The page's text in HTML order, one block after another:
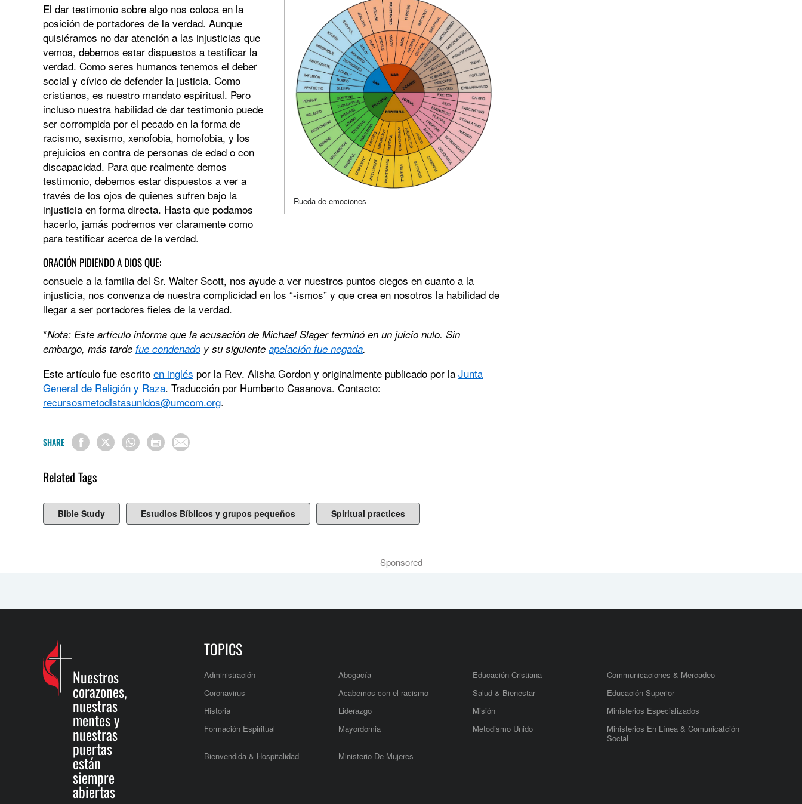
Rueda de emociones
El dar testimonio sobre algo nos coloca en la
posición de portadores de la verdad. Aunque
quisiéramos no dar atención a las injusticias que
vemos, debemos estar dispuestos a testificar la
verdad. Como seres humanos tenemos el deber
social y cívico de defender la justicia. Como
cristianos, es nuestro mandato espiritual. Pero
incluso nuestra habilidad de dar testimonio puede
ser corrompida por el pecado en la forma de
racismo, sexismo, xenofobia, homofobia, y los
prejuicios en contra de personas de edad o con
discapacidad. Para que realmente demos
testimonio, debemos estar dispuestos a ver a
través de los ojos de quienes sufren bajo la
injusticia en forma directa. Hasta que podamos
hacerlo, jamás podremos ver claramente como
para testificar acerca de la verdad.
ORACIÓN PIDIENDO A DIOS QUE:
consuele a la familia del Sr. Walter Scott, nos ayude a ver nuestros puntos ciegos en cuanto a la
injusticia, nos convenza de nuestra complicidad en los “-ismos” y que crea en nosotros la habilidad de
llegar a ser portadores fieles de la verdad.
*Nota: Este artículo informa que la acusación de Michael Slager terminó en un juicio nulo. Sin
embargo, más tarde fue condenado y su siguiente apelación fue negada.
Este artículo fue escrito en inglés por la Rev. Alisha Gordon y originalmente publicado por la Junta
General de Religión y Raza. Traducción por Humberto Casanova. Contacto:
recursosmetodistasunidos@umcom.org.
SHARE
Related Tags
Bible Study Estudios Bíblicos y grupos pequeños Spiritual practices
Sponsored
Nuestros
corazones,
nuestras
mentes y
nuestras
puertas
están
siempre
abiertas
TOPICS
Administración Abogacía Educación Cristiana
Communicaciones & Mercadeo
Coronavirus
Acabemos con el racismo Salud & Bienestar
Educación Superior
Historia
Liderazgo Misión
Ministerios Especializados
Formación Espiritual
Mayordomia Metodismo Unido
Ministerios En Línea & Comunicatción
Social
Bienvendida & Hospitalidad
Ministerio De Mujeres